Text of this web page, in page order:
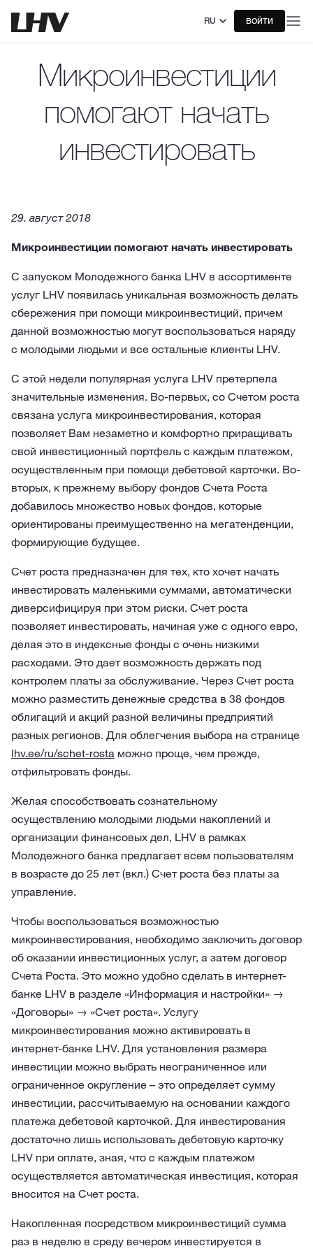
RU ВОЙТИ
Микроинвестиции
помогают начать
инвестировать
29. август 2018
Микроинвестиции помогают начать инвестировать
С запуском Молодежного банка LHV в ассортименте
услуг LHV появилась уникальная возможность делать
сбережения при помощи микроинвестиций, причем
данной возможностью могут воспользоваться наряду
с молодыми людьми и все остальные клиенты LHV.
С этой недели популярная услуга LHV претерпела
значительные изменения. Во-первых, со Счетом роста
связана услуга микроинвестирования, которая
позволяет Вам незаметно и комфортно приращивать
свой инвестиционный портфель с каждым платежом,
осуществленным при помощи дебетовой карточки. Во-
вторых, к прежнему выбору фондов Счета Роста
добавилось множество новых фондов, которые
ориентированы преимущественно на мегатенденции,
формирующие будущее.
Счет роста предназначен для тех, кто хочет начать
инвестировать маленькими суммами, автоматически
диверсифицируя при этом риски. Счет роста
позволяет инвестировать, начиная уже с одного евро,
делая это в индексные фонды с очень низкими
расходами. Это дает возможность держать под
контролем платы за обслуживание. Через Счет роста
можно разместить денежные средства в 38 фондов
облигаций и акций разной величины предприятий
разных регионов. Для облегчения выбора на странице
lhv.ee/ru/schet-rosta можно проще, чем прежде,
отфильтровать фонды.
Желая способствовать сознательному
осуществлению молодыми людьми накоплений и
организации финансовых дел, LHV в рамках
Молодежного банка предлагает всем пользователям
в возрасте до 25 лет (вкл.) Счет роста без платы за
управление.
Чтобы воспользоваться возможностью
микроинвестирования, необходимо заключить договор
об оказании инвестиционных услуг, а затем договор
Счета Роста. Это можно удобно сделать в интернет-
банке LHV в разделе «Информация и настройки» →
«Договоры» → «Счет роста». Услугу
микроинвестирования можно активировать в
интернет-банке LHV. Для установления размера
инвестиции можно выбрать неограниченное или
ограниченное округление – это определяет сумму
инвестиции, рассчитываемую на основании каждого
платежа дебетовой карточкой. Для инвестирования
достаточно лишь использовать дебетовую карточку
LHV при оплате, зная, что с каждым платежом
осуществляется автоматическая инвестиция, которая
вносится на Счет роста.
Накопленная посредством микроинвестиций сумма
раз в неделю в среду вечером инвестируется в